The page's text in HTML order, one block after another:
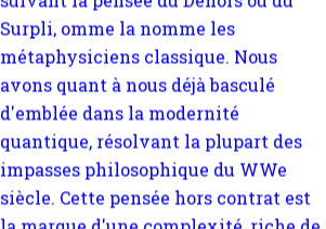
quantique, résolvant la plupart des
impasses philosophique du WWe
siècle. Cette pensée hors contrat est
la marque d'une complexité, riche de
multiples facteurs et échelles. Ce
site contient des articles pour être
apte à un plus grand nombre de
choses.